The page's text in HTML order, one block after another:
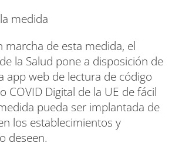
medida
marcha de esta medida, el
la Salud pone a disposición de
app web de lectura de código
COVID Digital de la UE de fácil
pueda ser implantada de
los establecimientos y
deseen.